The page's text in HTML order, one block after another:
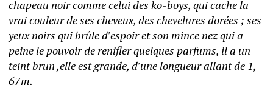
chapeau noir comme celui des ko-boys, qui cache la
vrai couleur de ses cheveux, des chevelures dorées ; ses
yeux noirs qui brûle d'espoir et son mince nez qui a
peine le pouvoir de renifler quelques parfums, il a un
teint brun ,elle est grande, d'une longueur allant de 1,